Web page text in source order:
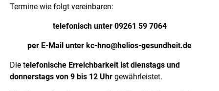
Termine wie folgt vereinbaren:
telefonisch unter 09261 59 7064
per E-Mail unter kc-hno@helios-gesundheit.de
Die telefonische Erreichbarkeit ist dienstags und
donnerstags von 9 bis 12 Uhr gewährleistet.